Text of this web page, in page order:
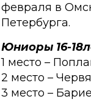
февраля в
Петербурга.
Юниоры 16-
1 место –
2 место –
3 место –